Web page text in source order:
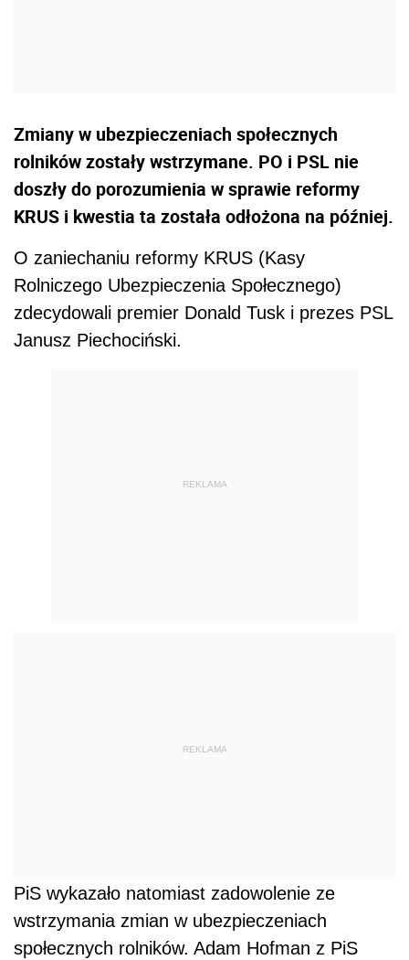
Zmiany w ubezpieczeniach społecznych
rolników zostały wstrzymane. PO i PSL nie
doszły do porozumienia w sprawie reformy
KRUS i kwestia ta została odłożona na później.
O zaniechaniu reformy KRUS (Kasy
Rolniczego Ubezpieczenia Społecznego)
zdecydowali premier Donald Tusk i prezes PSL
Janusz Piechociński.
REKLAMA
REKLAMA
PiS wykazało natomiast zadowolenie ze
wstrzymania zmian w ubezpieczeniach
społecznych rolników. Adam Hofman z PiS